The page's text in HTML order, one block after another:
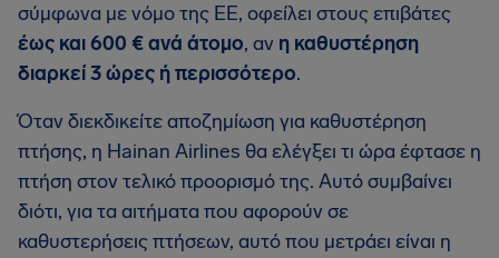
σύμφωνα με νόμο της ΕΕ, οφείλει στους επιβάτες
έως και 600 € ανά άτομο, αν η καθυστέρηση
διαρκεί 3 ώρες ή περισσότερο.
Όταν διεκδικείτε αποζημίωση για καθυστέρηση
πτήσης, η Hainan Airlines θα ελέγξει τι ώρα έφτασε η
πτήση στον τελικό προορισμό της. Αυτό συμβαίνει
διότι, για τα αιτήματα που αφορούν σε
καθυστερήσεις πτήσεων, αυτό που μετράει είναι η